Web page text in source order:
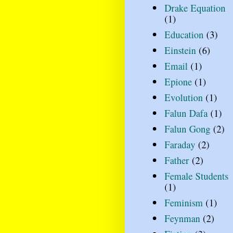
Drake Equation
(1)
Education (3)
Einstein (6)
Email (1)
Epione (1)
Evolution (1)
Falun Dafa (1)
Falun Gong (2)
Faraday (2)
Father (2)
Female Students
(1)
Feminism (1)
Feynman (2)